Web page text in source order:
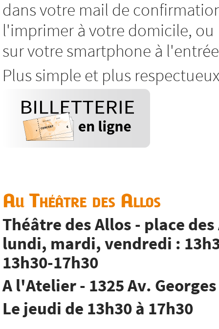
dans votre mail de
l'imprimer à votre domicile,
sur votre smartphone à
Plus simple et plus
Au Théâtre des Allos
Théâtre des Allos - place
lundi, mardi, vendredi :
13h30-17h30
A l'Atelier - 1325 Av.
Le jeudi de 13h30 à 17h30